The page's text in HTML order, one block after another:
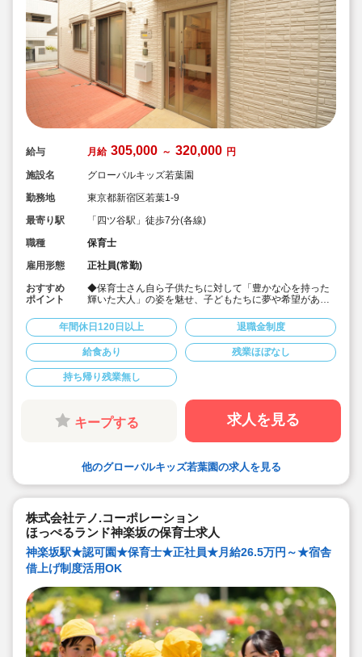
給与 月給 305,000 ～ 320,000 円
施設名
グローバルキッズ若葉園
勤務地
東京都新宿区若葉1-9
最寄り駅
「四ツ谷駅」徒歩7分(各線)
職種
保育士
雇用形態
正社員(常勤)
おすすめ
ポイント
◆保育士さん自ら子供たちに対して「豊かな心を持った
輝いた大人」の姿を魅せ、子どもたちに夢や希望がある
◆年間休日125日以上！
◆子育て期間中は時短勤務OK
◆半日有給OKで子育て中の方も働きやすい環境です
◆会社独自の休暇制度がありますので、独身、既婚者問
わずノビノビと働きやすい環境です。
◆宿舎借上げ制度利用可能です！
◆職員間の人間関係を大事にしています。チーム保育で
新しい仲間も皆でサポート。新卒で不安な方、中途で馴
染めるか不安な方ブランク空けの方、別業種からのキャ
リアチェンジの方！どんな方でもチームでサポートしあ
いながら保育をする環境です
◆キャリアアップしていきたい方も大歓迎！挑戦したい
能です！
す！
◆充実の福利厚生、海外研修など腰を据え長く勤務でき
成長し続けられる環境が整っています。
年間休日120日以上 退職金制度
給食あり 残業ほぼなし
持ち帰り残業無し
キープする 求人を見る
他のグローバルキッズ若葉園の求人を見る
株式会社テノ.コーポレーション
ほっぺるランド神楽坂の保育士求人
神楽坂駅★認可園★保育士★正社員★月給26.5万円～★宿舎
借上げ制度活用OK